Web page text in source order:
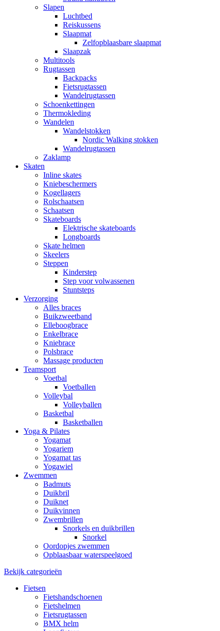
Slapen
Luchtbed
Reiskussens
Slaapmat
Zelfopblaasbare slaapmat
Slaapzak
Multitools
Rugtassen
Backpacks
Fietsrugtassen
Wandelrugtassen
Schoenkettingen
Thermokleding
Wandelen
Wandelstokken
Nordic Walking stokken
Wandelrugtassen
Zaklamp
Skaten
Inline skates
Kniebeschermers
Kogellagers
Rolschaatsen
Schaatsen
Skateboards
Elektrische skateboards
Longboards
Skate helmen
Skeelers
Steppen
Kinderstep
Step voor volwassenen
Stuntsteps
Verzorging
Alles braces
Buikzweetband
Elleboogbrace
Enkelbrace
Kniebrace
Polsbrace
Massage producten
Teamsport
Voetbal
Voetballen
Volleybal
Volleyballen
Basketbal
Basketballen
Yoga & Pilates
Yogamat
Yogariem
Yogamat tas
Yogawiel
Zwemmen
Badmuts
Duikbril
Duiknet
Duikvinnen
Zwembrillen
Snorkels en duikbrillen
Snorkel
Oordopjes zwemmen
Opblaasbaar waterspeelgoed
Bekijk categorieën
Fietsen
Fietshandschoenen
Fietshelmen
Fietsrugtassen
BMX helm